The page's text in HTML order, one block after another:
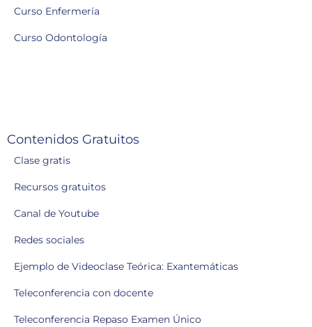
Curso Enfermería
Curso Odontología
Contenidos Gratuitos
Clase gratis
Recursos gratuitos
Canal de Youtube
Redes sociales
Ejemplo de Videoclase Teórica: Exantemáticas
Teleconferencia con docente
Teleconferencia Repaso Examen Único